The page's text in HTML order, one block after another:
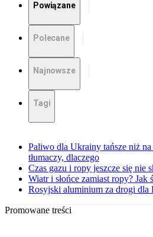
Powiązane
Polecane
Najnowsze
Tagi
Paliwo dla Ukrainy tańsze niż
tłumaczy, dlaczego
Czas gazu i ropy jeszcze się nie
Wiatr i słońce zamiast ropy? Jak
Rosyjski aluminium za drogi dla
Promowane treści